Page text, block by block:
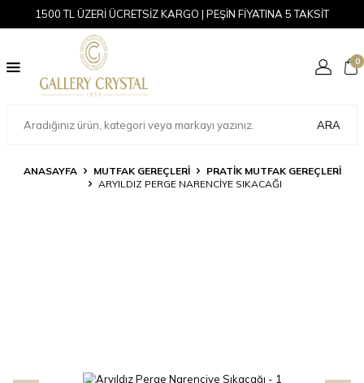
1500 TL ÜZERİ ÜCRETSİZ KARGO | PEŞİN FİYATINA 5 TAKSİT
ARA
0
ANASAYFA MUTFAK GEREÇLERİ
PRATIK MUTFAK GEREÇLERI
ARYILDIZ PERGE NARENCIYE SIKACAĞI